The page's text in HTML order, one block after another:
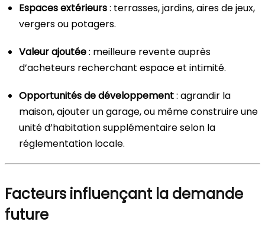
Espaces extérieurs: terrasses, jardins, aires de jeux,
vergers ou potagers.
Valeur ajoutée: meilleure revente auprès
d’acheteurs recherchant espace et intimité.
Opportunités de développement: agrandir la
maison, ajouter un garage, ou même construire une
unité d’habitation supplémentaire selon la
réglementation locale.
Facteurs influençant la demande
future